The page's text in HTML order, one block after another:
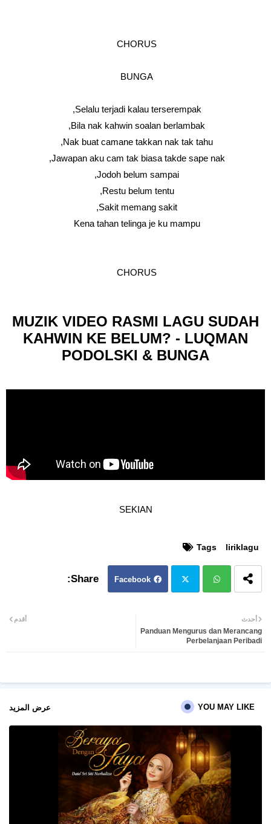
CHORUS
BUNGA
Selalu terjadi kalau terserempak,
Bila nak kahwin soalan berlambak,
Nak buat camane takkan nak tak tahu,
Jawapan aku cam tak biasa takde sape nak,
Jodoh belum sampai,
Restu belum tentu,
Sakit memang sakit,
Kena tahan telinga je ku mampu
CHORUS
MUZIK VIDEO RASMI LAGU SUDAH
KAHWIN KE BELUM? - LUQMAN
PODOLSKI & BUNGA
SEKIAN
Tags liriklagu
Facebook
ter atsa
أحدث
Panduan Mengurus dan Merancang
Perbelanjaan Peribadi
أقدم
YOU MAY LIKE عرض المزيد